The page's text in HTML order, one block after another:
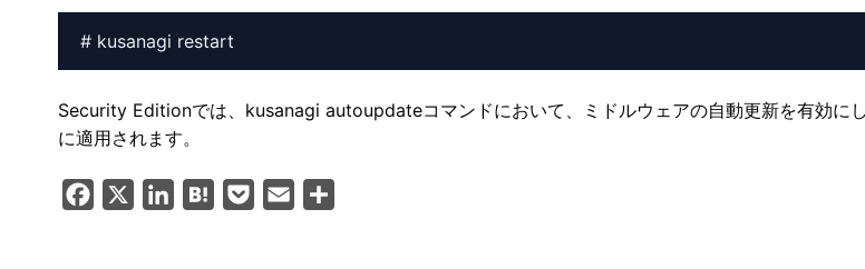
# kusanagi restart
Security Editionでは、kusanagi autoupdateコマンドにおいて、ミドルウェアの自動更新を有効に
に適用されます。